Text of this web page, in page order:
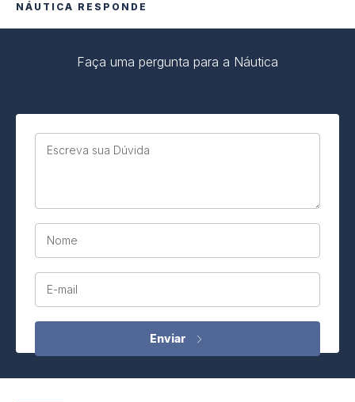
NÁUTICA RESPONDE
Faça uma pergunta para a Náutica
Escreva sua Dúvida
Nome
E-mail